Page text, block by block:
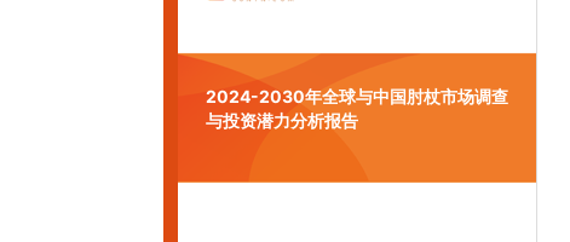
2024-2030年全球与中国肘杖市场调查
与投资潜力分析报告